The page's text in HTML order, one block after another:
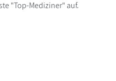
"Top-Mediziner" auf.